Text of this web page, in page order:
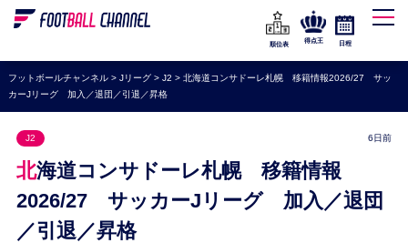
WEリーグ
海外サッカー
プレミアリーグ
セリエA
ブンデスリーガ
UEFA
順位表
得点王 日程
フットボールチャンネル> Jリーグ> J2 > 北海道コンサドーレ札幌 移籍情報2026/27 サッ
カーJリーグ 加入／退団／引退／昇格
J2 6日前
北海道コンサドーレ札幌 移籍情報
2026/27 サッカーJリーグ 加入／退団
／引退／昇格